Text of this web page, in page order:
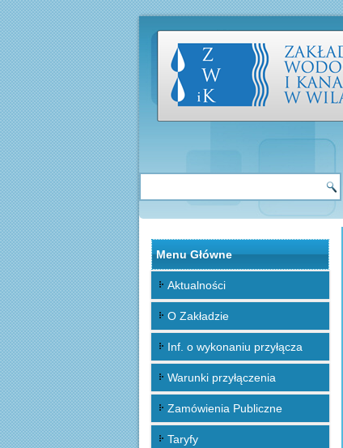
Menu Główne
Aktualności
O Zakładzie
Inf. o wykonaniu przyłącza
Warunki przyłączenia
Zamówienia Publiczne
Taryfy